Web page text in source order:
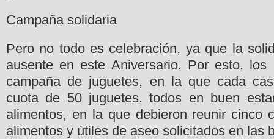
Campaña solidaria
Pero no todo es celebración, ya que la
ausente en este Aniversario. Por esto, los
campaña de juguetes, en la que cada
cuota de 50 juguetes, todos en buen
alimentos, en la que debieron reunir cinco
alimentos y útiles de aseo solicitados en las